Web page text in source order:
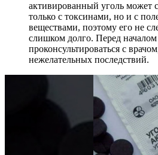
активированный уголь может
только с токсинами, но и с
веществами, поэтому его не
слишком долго. Перед
проконсультироваться с
нежелательных последствий.